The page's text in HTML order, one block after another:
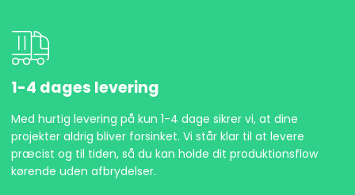
1-4 dages levering
Med hurtig levering på kun 1-4 dage sikrer vi, at dine
projekter aldrig bliver forsinket. Vi står klar til at levere
præcist og til tiden, så du kan holde dit produktionsflow
kørende uden afbrydelser.